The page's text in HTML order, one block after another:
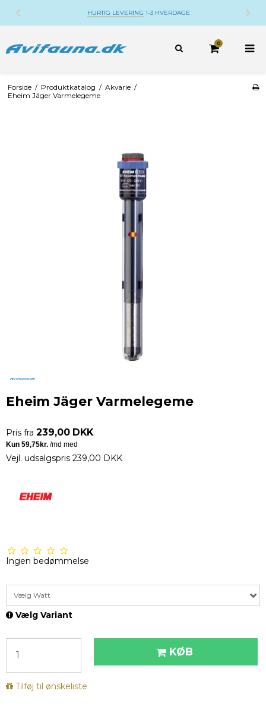
HURTIG LEVERING 1-3 HVERDAGE
0
Forside / Produktkatalog / Akvarie /
Eheim Jäger Varmelegeme
Eheim Jäger Varmelegeme
Pris fra 239,00 DKK
Vejl. udsalgspris 239,00 DKK
Ingen bedømmelse
Vælg Watt
Vælg Variant
KØB
Tilføj til ønskeliste